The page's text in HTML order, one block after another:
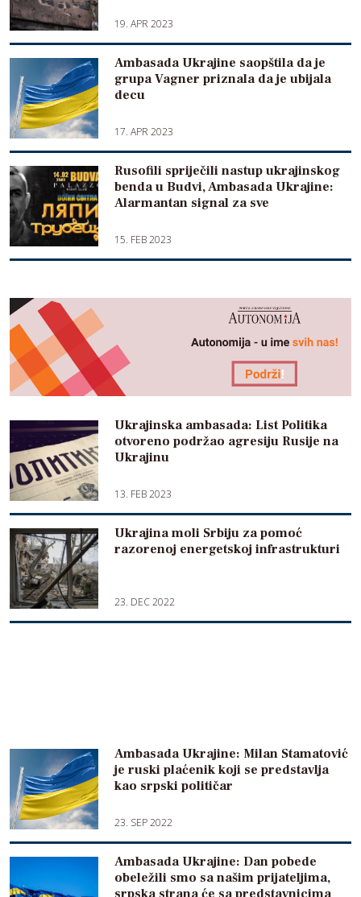
19. APR 2023
Ambasada Ukrajine saopštila da je
grupa Vagner priznala da je ubijala
decu
17. APR 2023
Rusofili spriječili nastup ukrajinskog
benda u Budvi, Ambasada Ukrajine:
Alarmantan signal za sve
15. FEB 2023
Ukrajinska ambasada: List Politika
otvoreno podržao agresiju Rusije na
Ukrajinu
13. FEB 2023
Ukrajina moli Srbiju za pomoć
razorenoj energetskoj infrastrukturi
23. DEC 2022
Ambasada Ukrajine: Milan Stamatović
je ruski plaćenik koji se predstavlja
kao srpski političar
23. SEP 2022
Ambasada Ukrajine: Dan pobede
obeležili smo sa našim prijateljima,